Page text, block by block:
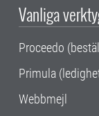
Vanliga
Proceedo
Primula
Webbmejl